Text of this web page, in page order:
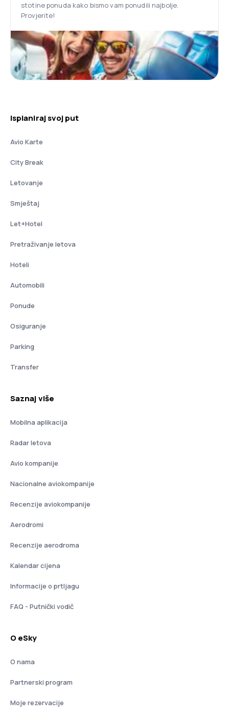
stotine ponuda kako bismo vam ponudili najbolje.
Provjerite!
Isplaniraj svoj put
Avio Karte
City Break
Letovanje
Smještaj
Let+Hotel
Pretraživanje letova
Hoteli
Automobili
Ponude
Osiguranje
Parking
Transfer
Saznaj više
Mobilna aplikacija
Radar letova
Avio kompanije
Nacionalne aviokompanije
Recenzije aviokompanije
Aerodromi
Recenzije aerodroma
Kalendar cijena
Informacije o prtljagu
FAQ - Putnički vodič
O eSky
O nama
Partnerski program
Moje rezervacije